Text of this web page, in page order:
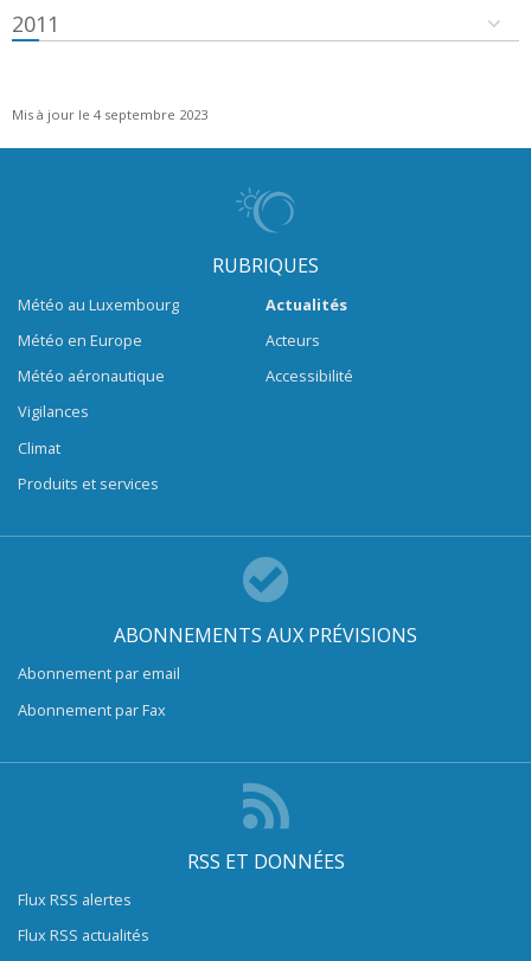
2011
Mis à jour le 4 septembre 2023
RUBRIQUES
Météo au Luxembourg
Météo en Europe
Météo aéronautique
Vigilances
Climat
Produits et services
Actualités
Acteurs
Accessibilité
ABONNEMENTS AUX PRÉVISIONS
Abonnement par email
Abonnement par Fax
RSS ET DONNÉES
Flux RSS alertes
Flux RSS actualités